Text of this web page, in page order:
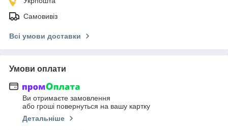
Самовивіз
Всі умови доставки
Умови оплати
Ви отримаєте замовлення
або гроші повернуться на вашу картку
Детальніше